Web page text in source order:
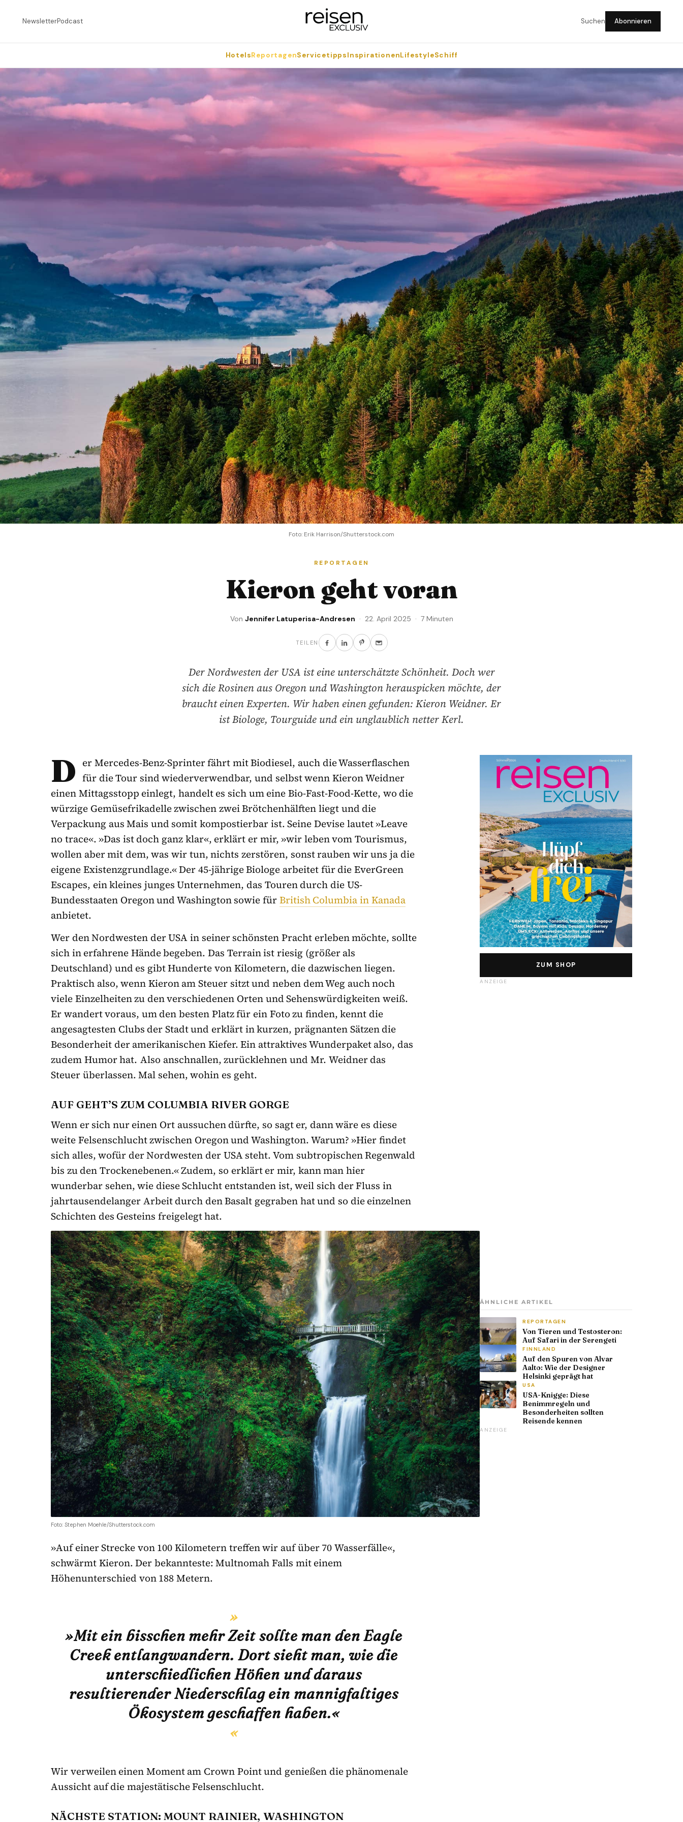
NewsletterPodcast Suchen Abonnieren
HotelsReportagenServicetippsInspirationenLifestyleSchiff
Foto: Erik Harrison/Shutterstock.com
REPORTAGEN
Kieron geht voran
Von Jennifer Latuperisa-Andresen · 22. April 2025 · 7 Minuten
TEILEN
Der Nordwesten der USA ist eine unterschätzte Schönheit. Doch wer
sich die Rosinen aus Oregon und Washington herauspicken möchte, der
braucht einen Experten. Wir haben einen gefunden: Kieron Weidner. Er
ist Biologe, Tourguide und ein unglaublich netter Kerl.
D er Mercedes-Benz-Sprinter fährt mit Biodiesel, auch die Wasserflaschen
für die Tour sind wiederverwendbar, und selbst wenn Kieron Weidner
einen Mittagsstopp einlegt, handelt es sich um eine Bio-Fast-Food-Kette, wo die
würzige Gemüsefrikadelle zwischen zwei Brötchenhälften liegt und die
Verpackung aus Mais und somit kompostierbar ist. Seine Devise lautet »Leave
no trace«. »Das ist doch ganz klar«, erklärt er mir, »wir leben vom Tourismus,
wollen aber mit dem, was wir tun, nichts zerstören, sonst rauben wir uns ja die
eigene Existenzgrundlage.« Der 45-jährige Biologe arbeitet für die EverGreen
Escapes, ein kleines junges Unternehmen, das Touren durch die US-
Bundesstaaten Oregon und Washington sowie fürBritish Columbia in Kanada
anbietet.
Wer den Nordwesten der USA in seiner schönsten Pracht erleben möchte, sollte
sich in erfahrene Hände begeben. Das Terrain ist riesig (größer als
Deutschland) und es gibt Hunderte von Kilometern, die dazwischen liegen.
Praktisch also, wenn Kieron am Steuer sitzt und neben dem Weg auch noch
viele Einzelheiten zu den verschiedenen Orten und Sehenswürdigkeiten weiß.
Er wandert voraus, um den besten Platz für ein Foto zu finden, kennt die
angesagtesten Clubs der Stadt und erklärt in kurzen, prägnanten Sätzen die
Besonderheit der amerikanischen Kiefer. Ein attraktives Wunderpaket also, das
zudem Humor hat. Also anschnallen, zurücklehnen und Mr. Weidner das
Steuer überlassen. Mal sehen, wohin es geht.
AUF GEHT’S ZUM COLUMBIA RIVER GORGE
Wenn er sich nur einen Ort aussuchen dürfte, so sagt er, dann wäre es diese
weite Felsenschlucht zwischen Oregon und Washington. Warum? »Hier findet
sich alles, wofür der Nordwesten der USA steht. Vom subtropischen Regenwald
bis zu den Trockenebenen.« Zudem, so erklärt er mir, kann man hier
wunderbar sehen, wie diese Schlucht entstanden ist, weil sich der Fluss in
jahrtausendelanger Arbeit durch den Basalt gegraben hat und so die einzelnen
Schichten des Gesteins freigelegt hat.
Foto: Stephen Moehle/Shutterstock.com
»Auf einer Strecke von 100 Kilometern treffen wir auf über 70 Wasserfälle«,
schwärmt Kieron. Der bekannteste: Multnomah Falls mit einem
Höhenunterschied von 188 Metern.
»Mit ein bisschen mehr Zeit sollte man den Eagle
Creek entlangwandern. Dort sieht man, wie die
unterschiedlichen Höhen und daraus
resultierender Niederschlag ein mannigfaltiges
Ökosystem geschaffen haben.«
Wir verweilen einen Moment am Crown Point und genießen die phänomenale
Aussicht auf die majestätische Felsenschlucht.
NÄCHSTE STATION: MOUNT RAINIER, WASHINGTON
ZUM SHOP
ANZEIGE
ÄHNLICHE ARTIKEL
REPORTAGEN
Von Tieren und Testosteron:
Auf Safari in der Serengeti
FINNLAND
Auf den Spuren von Alvar
Aalto: Wie der Designer
Helsinki geprägt hat
USA
USA-Knigge: Diese
Benimmregeln und
Besonderheiten sollten
Reisende kennen
ANZEIGE